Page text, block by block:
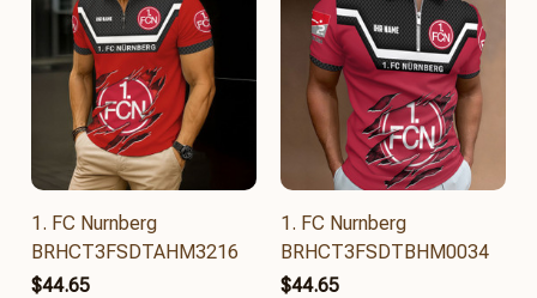
1. FC Nurnberg
BRHCT3FSDTAHM3216
$44.65
1. FC Nurnberg
BRHCT3FSDTBHM0034
$44.65